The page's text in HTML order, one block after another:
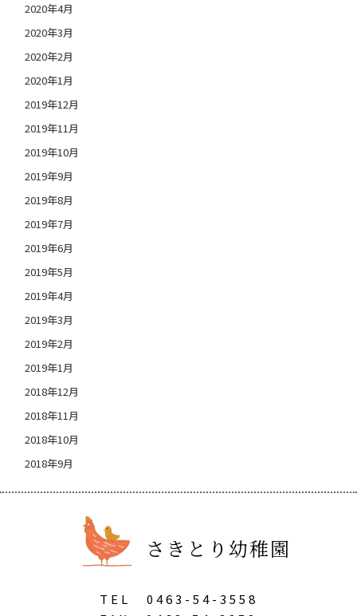
2020年4月
2020年3月
2020年2月
2020年1月
2019年12月
2019年11月
2019年10月
2019年9月
2019年8月
2019年7月
2019年6月
2019年5月
2019年4月
2019年3月
2019年2月
2019年1月
2018年12月
2018年11月
2018年10月
2018年9月
さきとり幼稚園
TEL
0463-54-3558